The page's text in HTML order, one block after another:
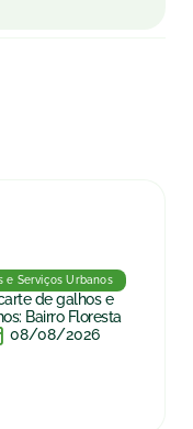
e Serviços Urbanos
de galhos e
Bairro Floresta
08/08/2026